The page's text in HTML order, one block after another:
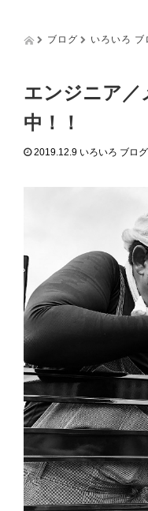
ブログ いろいろ ブ
エンジニア／
中！！
2019.12.9 いろいろ ブログ